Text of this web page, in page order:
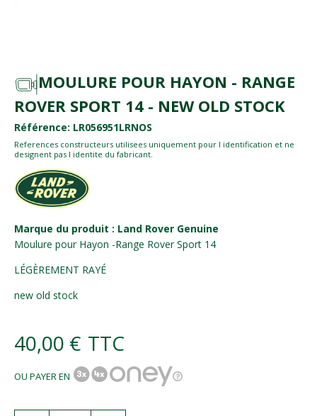
MOULURE POUR HAYON - RANGE
ROVER SPORT 14 - NEW OLD STOCK
Référence: LR056951LRNOS
References constructeurs utilisees uniquement pour l identification et ne
designent pas l identite du fabricant.
Marque du produit : Land Rover Genuine
Moulure pour Hayon -Range Rover Sport 14
LÉGÈREMENT RAYÉ
new old stock
40,00 € TTC
OU PAYER EN